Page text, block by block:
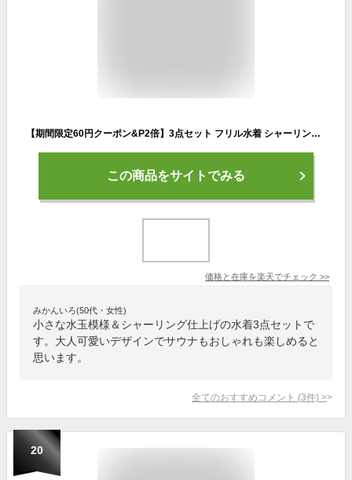
【期間限定60円クーポン&P2倍】3点セット フリル水着 シャーリング ランダムドット柄【楽天ランキング1位 送料無料】 セパレート レディース ビキニ ノンワイヤー 露出少なめ 体系カバー 大人かわいい 中学生 高校生 大人 サウナ用水着 sauna モテ水着
この商品をサイトでみる
価格と在庫を楽天でチェック >>
みかんいろ(50代・女性)
小さな水玉模様＆シャーリング仕上げの水着3点セットで
す。大人可愛いデザインでサウナもおしゃれも楽しめると
思います。
全てのおすすめコメント (3件) >
20